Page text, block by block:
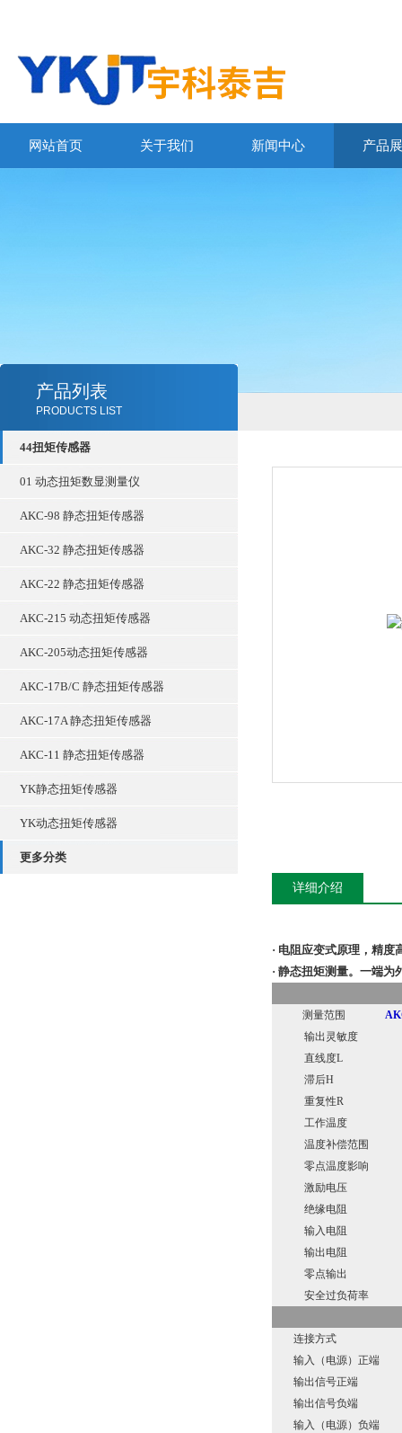
网站首页 关于我们 新闻中心 产品
产品列表
PRODUCTS LIST
44扭矩传感器
01 动态扭矩数显测量仪
AKC-98 静态扭矩传感器
AKC-32 静态扭矩传感器
AKC-22 静态扭矩传感器
AKC-215 动态扭矩传感器
AKC-205动态扭矩传感器
AKC-17B/C 静态扭矩传感器
AKC-17A 静态扭矩传感器
AKC-11 静态扭矩传感器
YK静态扭矩传感器
YK动态扭矩传感器
更多分类
详细介绍
· 电阻应变式原理，精
· 静态扭矩测量。一端
测量范围
输出灵敏度
直线度L
滞后H
重复性R
工作温度
温度补偿范围
零点温度影响
激励电压
绝缘电阻
输入电阻
输出电阻
零点输出
安全过负荷率
连接方式
输入（电源）正端
输出信号正端
输出信号负端
输入（电源）负端